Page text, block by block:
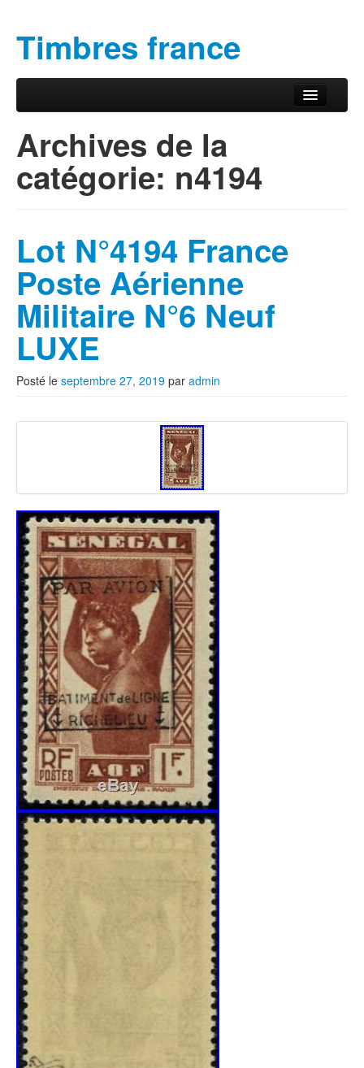
Timbres france
Menu principal
Archives de la
catégorie: n4194
Lot N°4194 France
Poste Aérienne
Militaire N°6 Neuf
LUXE
Posté le septembre 27, 2019 par admin